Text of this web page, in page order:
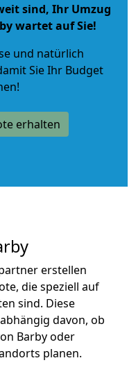
sind, Ihr Umzug
wartet auf Sie!
und natürlich
Sie Ihr Budget
erhalten
erstellen
die speziell auf
sind. Diese
davon, ob
Barby oder
planen.